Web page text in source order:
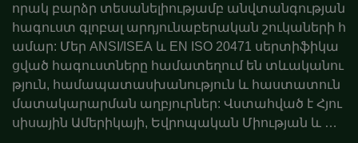
որակ բարձր տեսանելիությամբ անվտանգության
հագուստ գլոբալ արդյունաբերական շուկաների հ
ամար: Մեր ANSI/ISEA և EN ISO 20471 սերտիֆիկա
ցված հագուստները համատեղում են տևականու
թյուն, համապատասխանություն և հաստատուն
մատակարարման աղբյուրներ: Վստահված է Հյու
սիսային Ամերիկայի, Եվրոպական Միության և Ավ